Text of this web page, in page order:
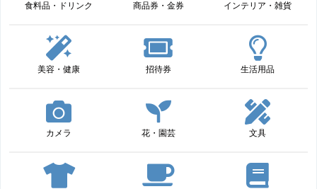
食料品・ドリンク 商品券・金券 インテリア・雑貨
美容・健康 招待券 生活用品
カメラ 花・園芸 文具